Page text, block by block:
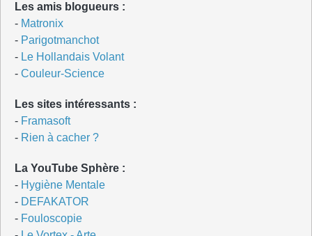
Les amis blogueurs :
- Matronix
- Parigotmanchot
- Le Hollandais Volant
- Couleur-Science
Les sites intéressants :
- Framasoft
- Rien à cacher ?
La YouTube Sphère :
- Hygiène Mentale
- DEFAKATOR
- Fouloscopie